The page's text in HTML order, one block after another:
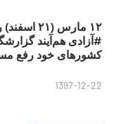
۱۲ مارس
کشورهای خود رفع
1397-12-22